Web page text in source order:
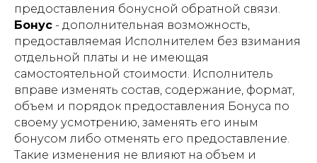
предоставления бонусной обратной связи.
Бонус - дополнительная возможность,
предоставляемая Исполнителем без взимания
отдельной платы и не имеющая
самостоятельной стоимости. Исполнитель
вправе изменять состав, содержание, формат,
объем и порядок предоставления Бонуса по
своему усмотрению, заменять его иным
бонусом либо отменять его предоставление.
Такие изменения не влияют на объем и